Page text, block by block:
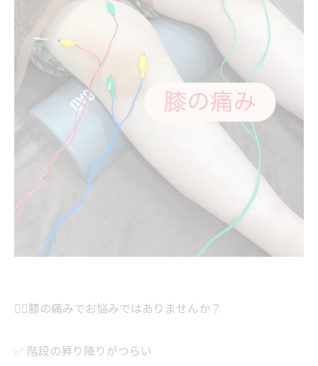
🏃‍♂️膝の痛みでお悩みではありませんか？
✅ 階段の昇り降りがつらい